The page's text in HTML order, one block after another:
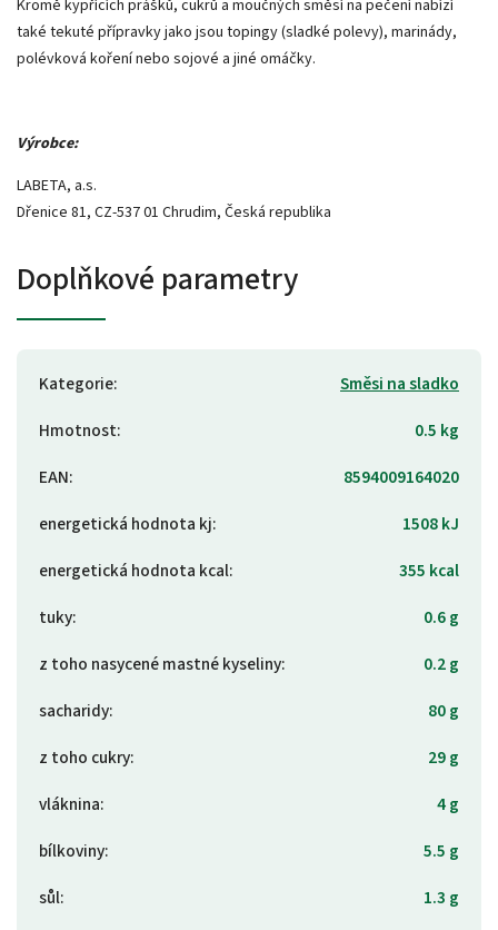
Kromě kypřících prášků, cukrů a moučných směsí na pečení nabízí
také tekuté přípravky jako jsou topingy (sladké polevy), marinády,
polévková koření nebo sojové a jiné omáčky.
Výrobce:
LABETA, a.s.
Dřenice 81, CZ-537 01 Chrudim, Česká republika
Doplňkové parametry
Kategorie:
Směsi na sladko
Hmotnost:
0.5 kg
EAN:
8594009164020
energetická hodnota kj:
1508 kJ
energetická hodnota kcal:
355 kcal
tuky:
0.6 g
z toho nasycené mastné kyseliny:
0.2 g
sacharidy:
80 g
z toho cukry:
29 g
vláknina:
4 g
bílkoviny:
5.5 g
sůl:
1.3 g